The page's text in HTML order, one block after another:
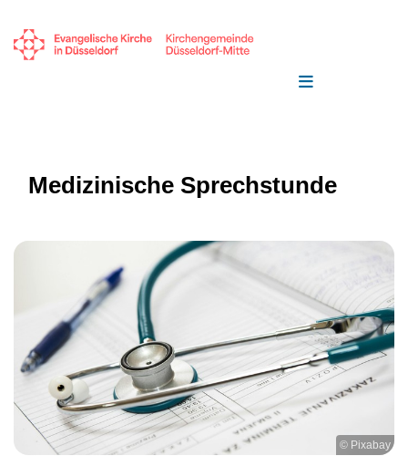
Medizinische Sprechstunde
© Pixabay